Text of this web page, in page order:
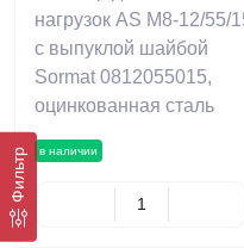
Фильтр в наличии